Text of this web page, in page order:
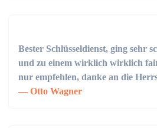
Bester Schlüsseldienst, ging sehr
und zu einem wirklich wirklich
nur empfehlen, danke an die
Otto Wagner